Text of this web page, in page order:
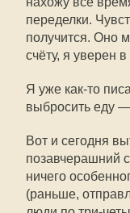
переделки.
получится. Оно
счёту, я уверен в
Я уже как-то
выбросить еду —
Вот и сегодня
позавчерашний
ничего
(раньше,